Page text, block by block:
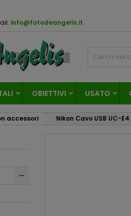
info@fotodeangelis.it
OBIETTIVI USATO
accessori Nikon Cavo USB UC-E4